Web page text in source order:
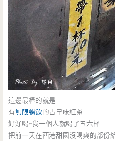
這邊最棒的就是
有無限暢飲的古早味紅茶
好好喝~我一個人就喝了五六杯
把前一天在西港甜園沒喝爽的部份